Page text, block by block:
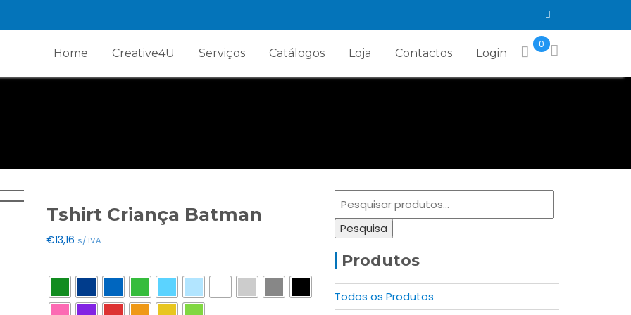
0
Home Creative4U Serviços Catálogos Loja Contactos Login
Tshirt Criança Batman
€13,16 s/ IVA
Pesquisar
por:
Pesquisa
Produtos
Todos os Produtos